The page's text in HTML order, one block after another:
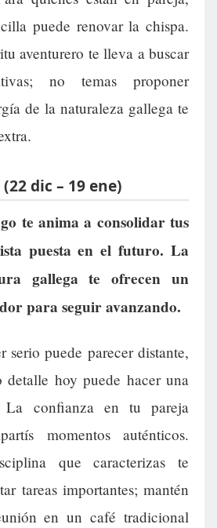
puede renovar la chispa.
aventurero te lleva a buscar
no temas proponer
de la naturaleza gallega te
dic – 19 ene)
te anima a consolidar tus
puesta en el futuro. La
gallega te ofrecen un
para seguir avanzando.
serio puede parecer distante,
detalle hoy puede hacer una
La confianza en tu pareja
momentos auténticos.
que caracterizas te
tareas importantes; mantén
en un café tradicional